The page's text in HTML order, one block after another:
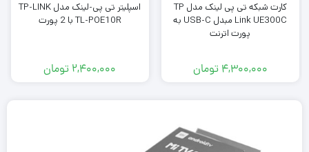
کارت شبکه تی پی لینک مدل TP
Link UE300C مبدل USB-C به
پورت اترنت
۴,۳۰۰,۰۰۰ تومان
اسپلیتر تی پی-لینک مدل TP-LINK
TL-POE10R با 2 پورت
۲,۴۰۰,۰۰۰ تومان